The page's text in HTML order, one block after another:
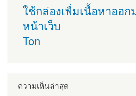
ใช้กล่องเพื่มเนื้อหาออก
หน้าเว็บ
Ton
ความเห็นล่าสุด